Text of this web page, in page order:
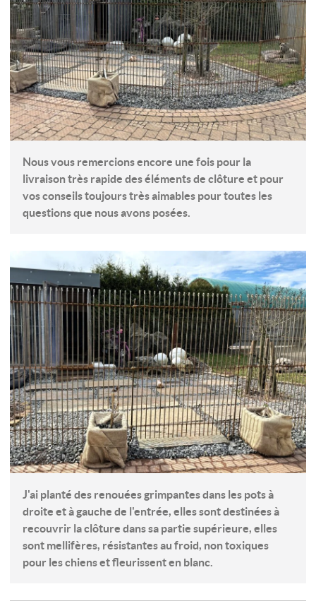
Nous vous remercions encore une fois pour la
livraison très rapide des éléments de clôture et pour
vos conseils toujours très aimables pour toutes les
questions que nous avons posées.
J'ai planté des renouées grimpantes dans les pots à
droite et à gauche de l'entrée, elles sont destinées à
recouvrir la clôture dans sa partie supérieure, elles
sont mellifères, résistantes au froid, non toxiques
pour les chiens et fleurissent en blanc.